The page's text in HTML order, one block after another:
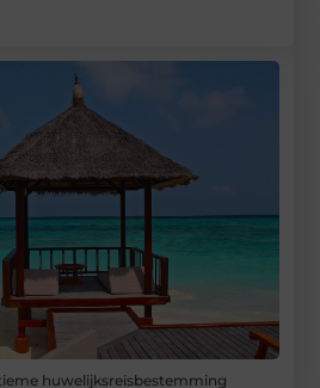
huwelijksreisbestemming